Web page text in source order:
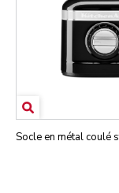
Socle en métal coulé